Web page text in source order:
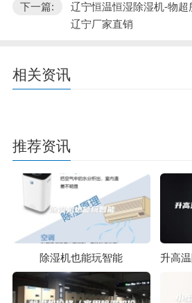
下一篇:
辽宁恒温恒湿除湿机-物
辽宁厂家直销
相关资讯
推荐资讯
除湿机也能玩智能